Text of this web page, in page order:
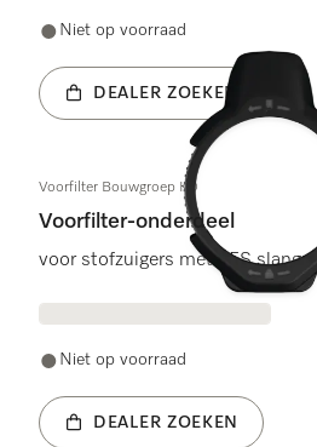
Niet op voorraad
DEALER ZOEKEN
Voorfilter Bouwgroep KD
Voorfilter-onderdeel
voor stofzuigers met EFS slang
Niet op voorraad
DEALER ZOEKEN